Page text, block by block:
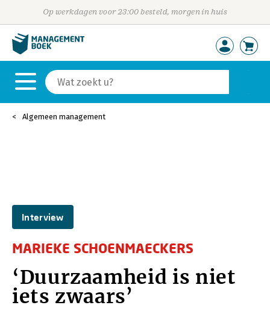
Op werkdagen voor 23:00 besteld, morgen in huis
Algemeen management
Interview
MARIEKE SCHOENMAECKERS
‘Duurzaamheid is niet
iets zwaars’